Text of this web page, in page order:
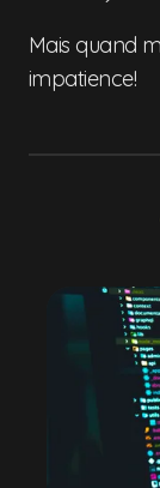
Mais quand
impatience!